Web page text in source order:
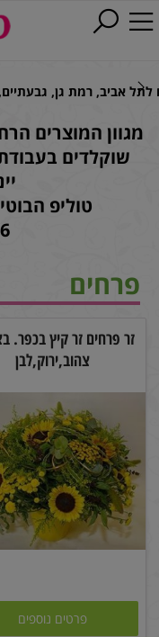
משלוחים לראשון
מגוון המוצרים
שוקלדים
טוליפ
פרחים
זר פרחים זר קיץ בכפר.
צהוב,ירוק,לבן
פרטים נוספים